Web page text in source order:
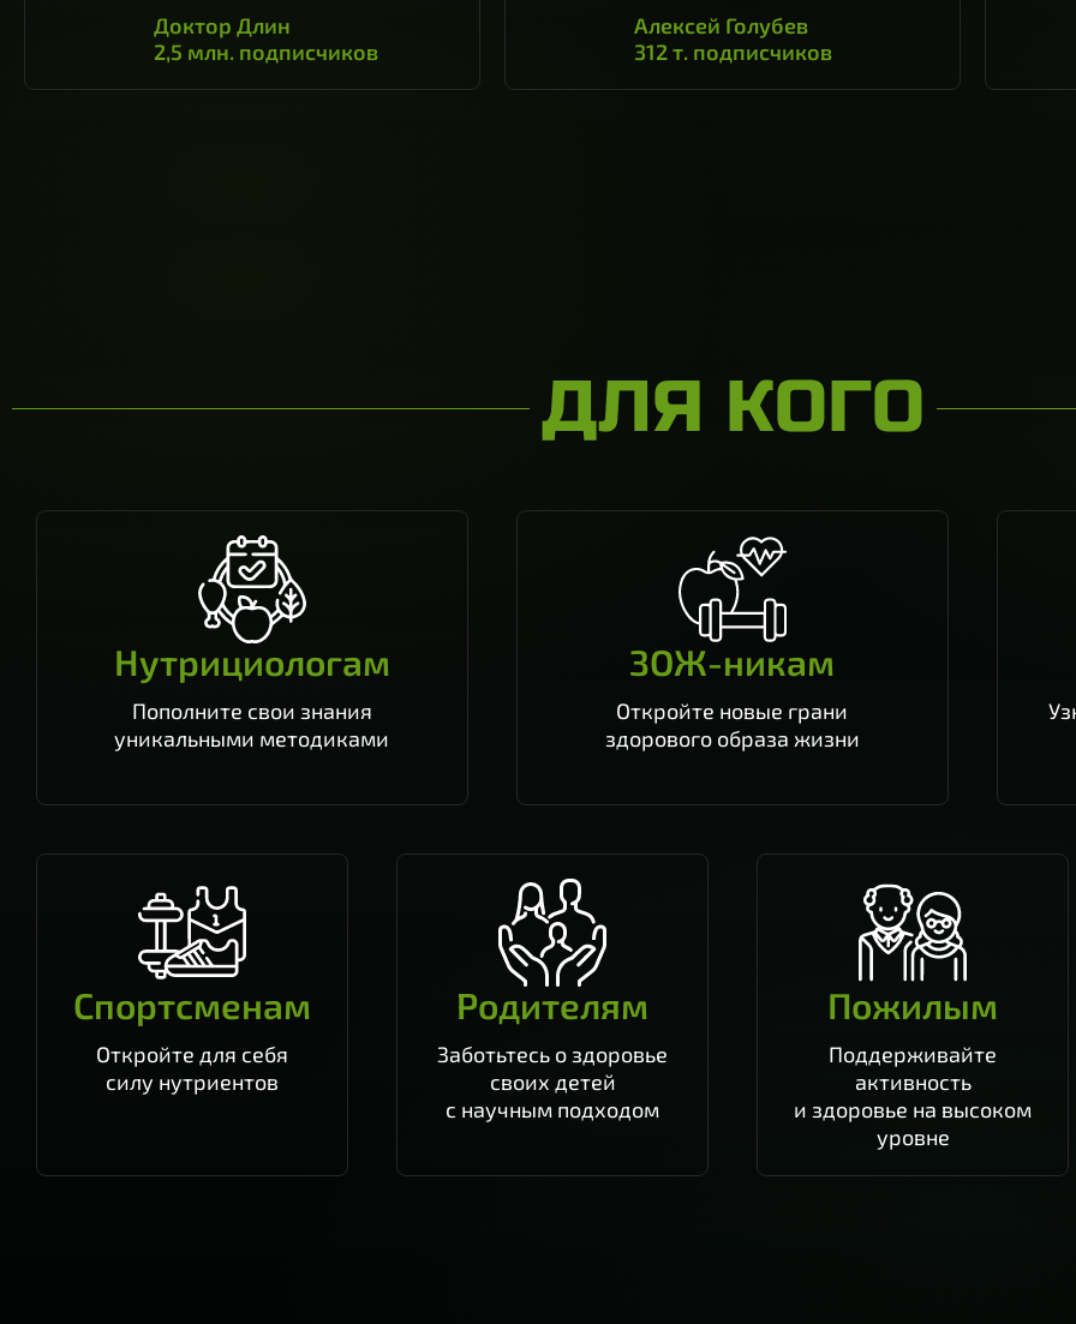
Доктор Длин
2,5 млн. подписчиков
Алексей Голубев
312 т. подписчиков
ДЛЯ КОГО
Нутрициологам
Пополните свои знания
уникальными методиками
ЗОЖ-никам
Откройте новые грани
здорового образа жизни
Спортсменам
Откройте для себя
силу нутриентов
Родителям
Заботьтесь о здоровье
своих детей
с научным подходом
Пожилым
Поддерживайте
активность
и здоровье на высоком
уровне